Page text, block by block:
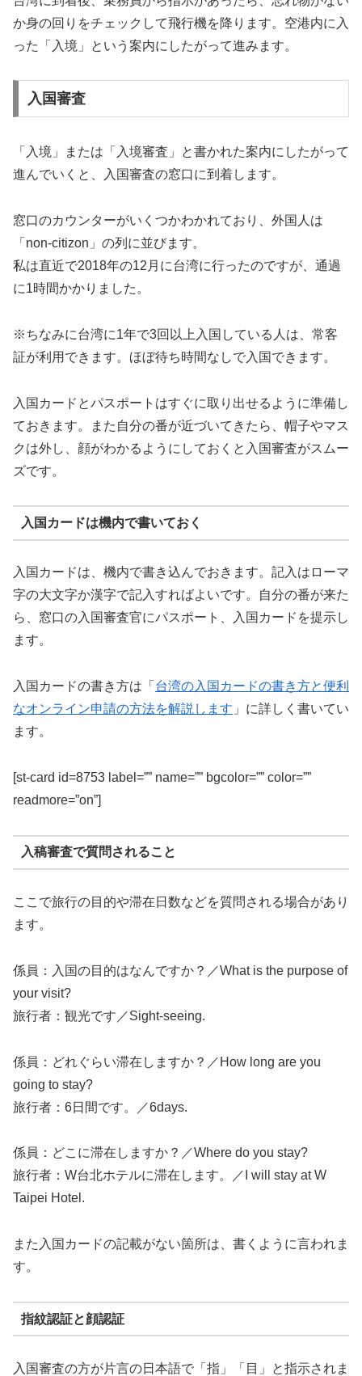
か身の回りをチェックして飛行機を降ります。 空港内に入
った「入境」という案内にしたがって進みます。
入国審査
「入境」 または 「入境審査」
と書かれた案内にしたがって
進んでいくと、入国審査の窓口に到着します。
窓口のカウンターがいくつかわかれており、 外国人は
「non-citizon」 の列に並びます。
私は直近で2018年の12月に台湾に行ったのですが、通過
に1時間かかりました。
※ちなみに台湾に1年で3回以上入国している人は、常客
証が利用できます。ほぼ待ち時間なしで入国できます。
入国カードとパスポートはすぐに取り出せるように準備し
ておきます。
また自分の番が近づいてきたら、帽子やマス
クは外し、顔がわかるようにしておくと入国審査がスムー
ズです。
入国カードは機内で書いておく
入国カードは、機内で書き込んでおきます。記入はローマ
字の大文字か漢字で記入すればよいです。自分の番が来た
ら、窓口の入国審査官にパスポート、入国カードを提示し
ます。
入国カードの書き方は「 台湾の入国カードの書き方と便利
なオンライン申請の方法を解説します 」に詳しく書いてい
ます。
[st-card id=8753 label=”” name=”” bgcolor=”” color=””
readmore=”on”]
入稿審査で質問されること
ここで旅行の目的や滞在日数などを質問される場合があり
ます。
係員 ：入国の目的はなんですか？／What is the purpose of
your visit?
旅行者 ：観光です／Sight-seeing.
係員 ：どれぐらい滞在しますか？／How long are you
going to stay?
旅行者 ：6日間です。／6days.
係員 ：どこに滞在しますか？／Where do you stay?
旅行者 ：W台北ホテルに滞在します。／I will stay at W
Taipei Hotel.
また入国カードの記載がない箇所は、書くように言われま
す。
指紋認証と顔認証
入国審査の方が片言の日本語で「指」「目」と指示されま